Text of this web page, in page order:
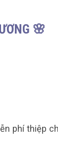
🌸
phí thiệp